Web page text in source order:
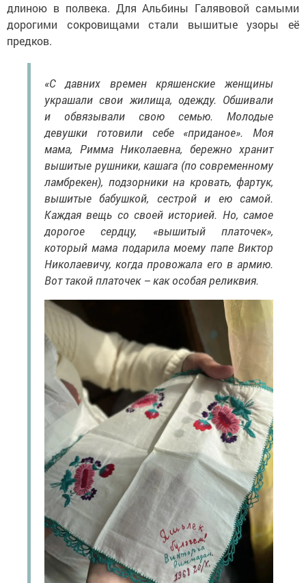
длиною в полвека. Для Альбины Галявовой самыми
дорогими сокровищами стали вышитые узоры её
предков.
«С давних времен кряшенские женщины
украшали свои жилища, одежду. Обшивали
и обвязывали свою семью. Молодые
девушки готовили себе «приданое». Моя
мама, Римма Николаевна, бережно хранит
вышитые рушники, кашага (по современному
ламбрекен), подзорники на кровать, фартук,
вышитые бабушкой, сестрой и ею самой.
Каждая вещь со своей историей. Но, самое
дорогое сердцу, «вышитый платочек»,
который мама подарила моему папе Виктор
Николаевичу, когда провожала его в армию.
Вот такой платочек – как особая реликвия.